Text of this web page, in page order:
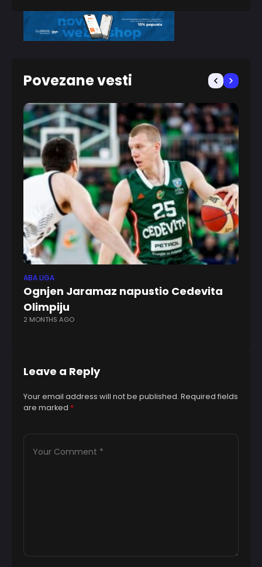
Povezane vesti
ABA LIGA
Ognjen Jaramaz napustio Cedevita
Olimpiju
2 MONTHS AGO
Leave a Reply
Your email address will not be published. Required fields
are marked *